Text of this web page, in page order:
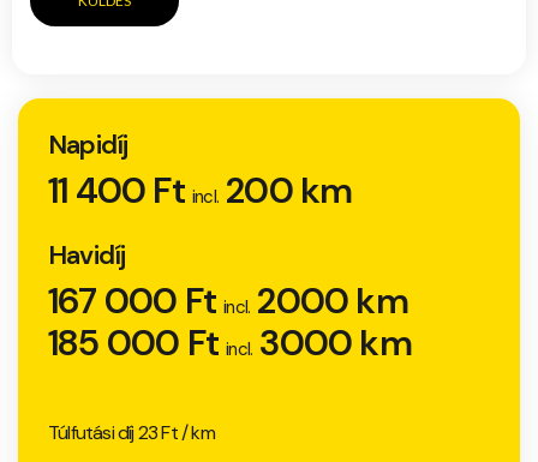
Napidíj
11 400 Ft incl. 200 km
Havidíj
167 000 Ftincl. 2000 km
185 000 Ftincl. 3000 km
Túlfutási díj 23 Ft / km